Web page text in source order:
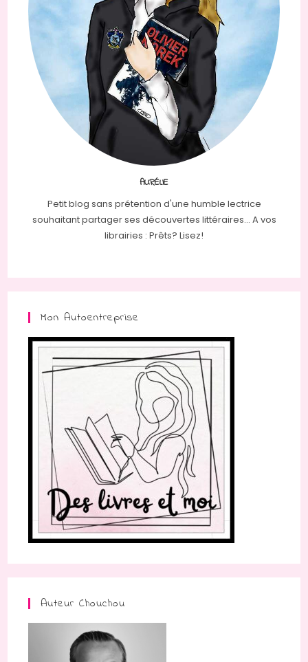
AURÉLIE
Petit blog sans prétention d'une humble lectrice
souhaitant partager ses découvertes littéraires... A vos
librairies : Prêts? Lisez!
Mon Autoentreprise
Auteur Chouchou